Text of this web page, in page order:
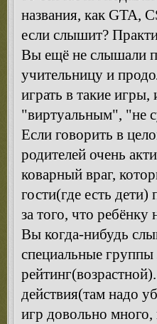
названия, как GTA,
если слышит?
Вы ещё не слышали
учительницу и
играть в такие
"виртуальным", "не
Если говорить в
родителей очень
коварный враг,
гости(где есть
за того, что
Вы когда-нибудь
специальные
действия(там надо
игр довольно